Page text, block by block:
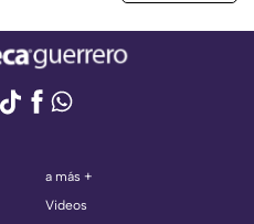
a más +
Videos